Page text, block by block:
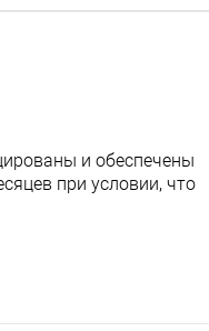
и обеспечены
при условии, что